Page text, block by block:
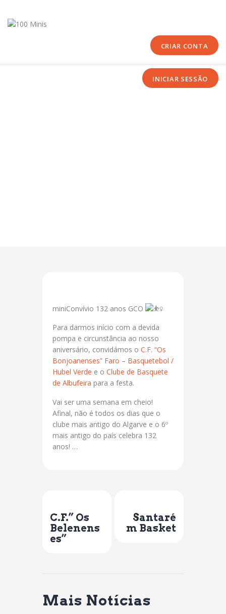
CRIAR CONTA
INICIAR SESSÃO
Sobre Nós
miniConvívio 132 anos GCO
Para darmos início com a devida
pompa e circunstância ao nosso
aniversário, convidámos o C.F. “Os
Bonjoanenses” Faro – Basquetebol /
Hubel Verde e o Clube de Basquete
de Albufeira para a festa.
Vai ser uma semana em cheio!
Afinal, não é todos os dias que o
clube mais antigo do Algarve e o 6º
mais antigo do país celebra 132
anos! …
C.F.” Os
Belenens
es”
Santaré
m Basket
Mais Notícias